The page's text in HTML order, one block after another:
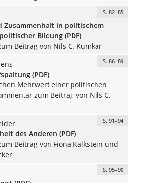
S. 82–85
Zusammenhalt in politischem
Bildung (PDF)
Beitrag von Nils C. Kumkar
S. 86–89
(PDF)
Mehrwert einer politischen
zum Beitrag von Nils C.
S. 91–94
des Anderen (PDF)
Beitrag von Fiona Kalkstein und
S. 95–98